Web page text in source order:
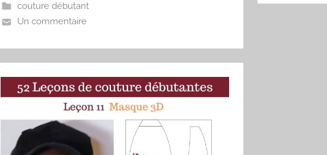
couture débutant
Un commentaire